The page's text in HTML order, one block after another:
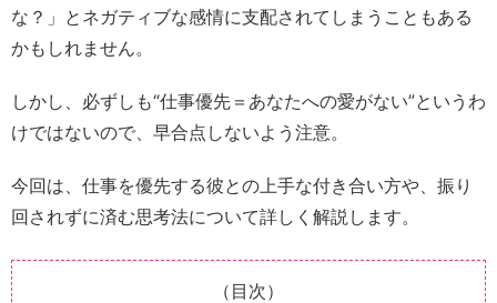
な？」とネガティブな感情に支配されてしまうこともある
かもしれません。
しかし、必ずしも“仕事優先＝あなたへの愛がない”というわ
けではないので、早合点しないよう注意。
今回は、仕事を優先する彼との上手な付き合い方や、振り
回されずに済む思考法について詳しく解説します。
（目次）